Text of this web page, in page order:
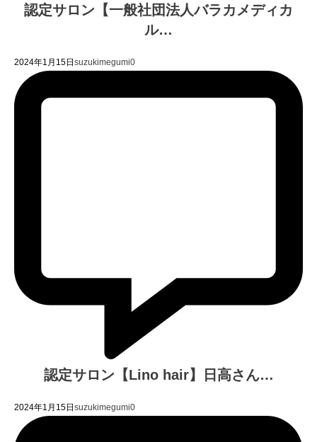
認定サロン【一般社団法人バラカメディカ
ル…
2024年1月15日suzukimegumi0
認定サロン【Lino hair】日高さん…
2024年1月15日suzukimegumi0